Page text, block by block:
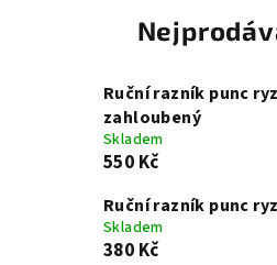
Ruční razník punc
zahloubený
Skladem
550 Kč
Ruční razník punc
Skladem
380 Kč